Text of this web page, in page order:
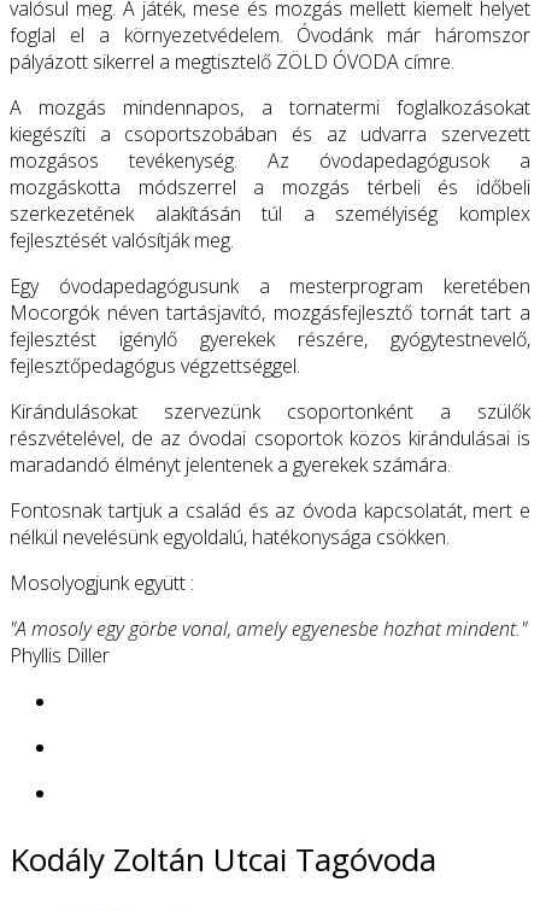
valósul meg. A játék, mese és mozgás mellett kiemelt helyet
foglal el a környezetvédelem. Óvodánk már háromszor
pályázott sikerrel a megtisztelő ZÖLD ÓVODA címre.
A mozgás mindennapos, a tornatermi foglalkozásokat
kiegészíti a csoportszobában és az udvarra szervezett
mozgásos tevékenység. Az óvodapedagógusok a
mozgáskotta módszerrel a mozgás térbeli és időbeli
szerkezetének alakításán túl a személyiség komplex
fejlesztését valósítják meg.
Egy óvodapedagógusunk a mesterprogram keretében
Mocorgók néven tartásjavító, mozgásfejlesztő tornát tart a
fejlesztést igénylő gyerekek részére, gyógytestnevelő,
fejlesztőpedagógus végzettséggel.
Kirándulásokat szervezünk csoportonként a szülők
részvételével, de az óvodai csoportok közös kirándulásai is
maradandó élményt jelentenek a gyerekek számára.
Fontosnak tartjuk a család és az óvoda kapcsolatát, mert e
nélkül nevelésünk egyoldalú, hatékonysága csökken.
Mosolyogjunk együtt :
"A mosoly egy görbe vonal, amely egyenesbe hozhat mindent."
Phyllis Diller
Kodály Zoltán Utcai Tagóvoda